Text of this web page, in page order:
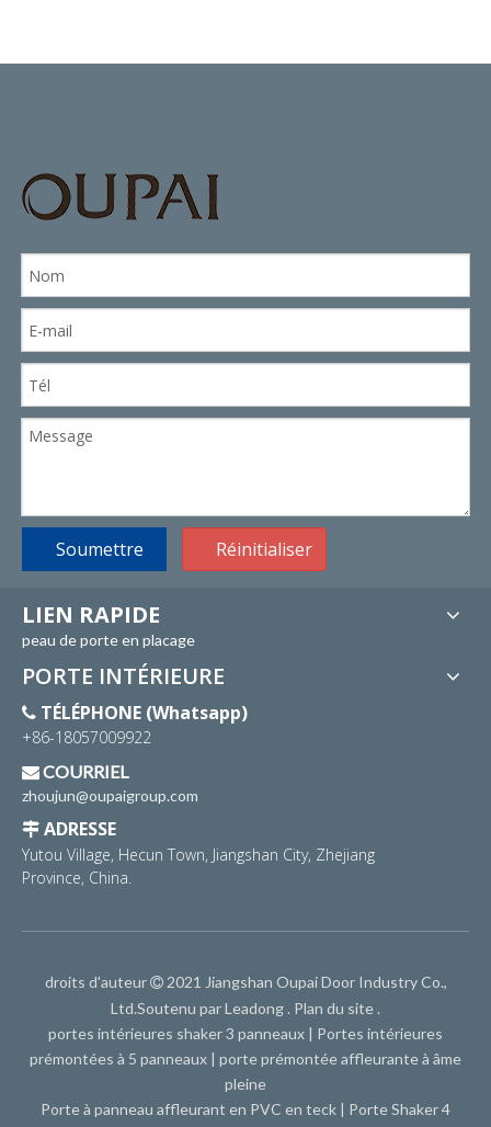
Soumettre Réinitialiser
LIEN RAPIDE
peau de porte en placage
PORTE INTÉRIEURE
 TÉLÉPHONE (Whatsapp)
+86-18057009922
COURRIEL
zhoujun@oupaigroup.com
 ADRESSE
Yutou Village, Hecun Town, Jiangshan City, Zhejiang
Province, China.
droits d'auteur 2021 Jiangshan Oupai Door Industry Co.,
Ltd.Soutenu parLeadong . Plan du site .
portes intérieures shaker 3 panneaux | Portes intérieures
prémontées à 5 panneaux | porte prémontée affleurante à âme
pleine
Porte à panneau affleurant en PVC en teck | Porte Shaker 4